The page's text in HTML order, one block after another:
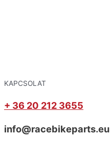
KAPCSOLAT
+ 36 20 212 3655
info@racebikeparts.eu